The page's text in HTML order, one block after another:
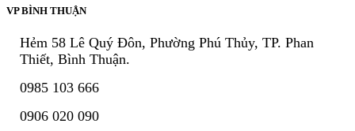
VP BÌNH THUẬN
Hẻm 58 Lê Quý Đôn, Phường Phú Thủy, TP. Phan
Thiết, Bình Thuận.
0985 103 666
0906 020 090